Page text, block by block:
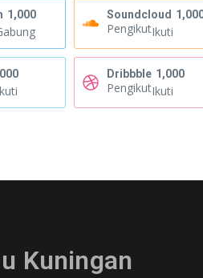
1,000 Soundcloud
PengikutIkuti
Dribbble 1,000
PengikutIkuti
Kuningan